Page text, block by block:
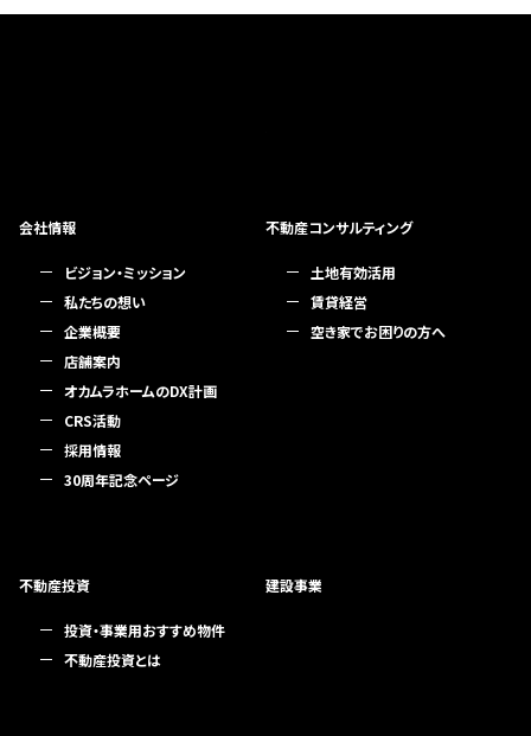
会社情報
ビジョン・ミッション
私たちの想い
企業概要
店舗案内
オカムラホームのDX計画
CRS活動
採用情報
30周年記念ページ
不動産コンサルティング
土地有効活用
賃貸経営
空き家でお困りの方へ
不動産投資
投資・事業用おすすめ物件
不動産投資とは
建設事業